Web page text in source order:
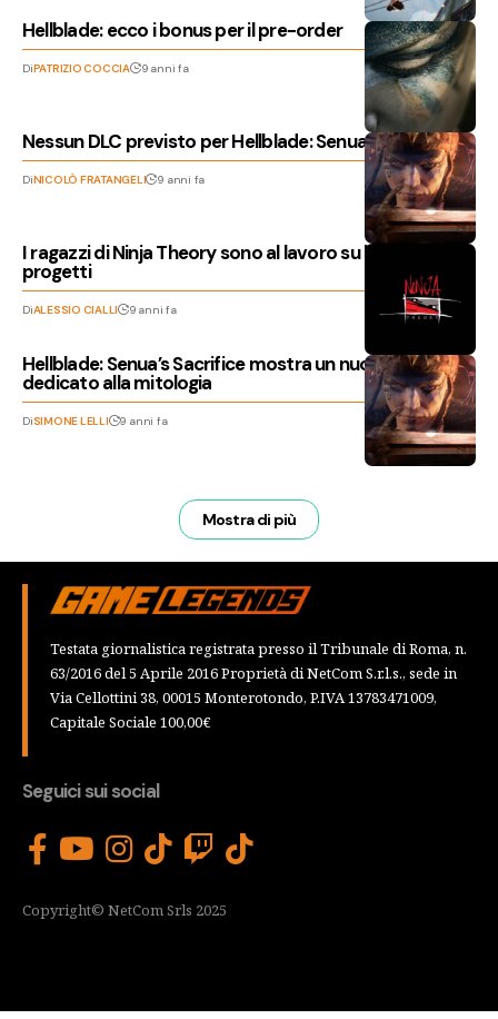
Hellblade: ecco i bonus per il pre-order
DiPATRIZIO COCCIA 9 anni fa
Nessun DLC previsto per Hellblade: Senua’s Sacrifice
DiNICOLÒ FRATANGELI 9 anni fa
I ragazzi di Ninja Theory sono al lavoro su ben quattro
progetti
DiALESSIO CIALLI 9 anni fa
Hellblade: Senua’s Sacrifice mostra un nuovo video
dedicato alla mitologia
DiSIMONE LELLI 9 anni fa
Mostra di più
Testata giornalistica registrata presso il Tribunale di Roma, n.
63/2016 del 5 Aprile 2016 Proprietà di NetCom S.r.l.s., sede in
Via Cellottini 38, 00015 Monterotondo, P.IVA 13783471009,
Capitale Sociale 100,00€
Seguici sui social
Copyright© NetCom Srls 2025